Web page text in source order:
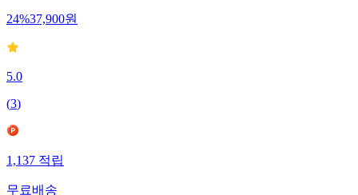
24%37,900원
5.0
(3)
1,137적립
무료배송